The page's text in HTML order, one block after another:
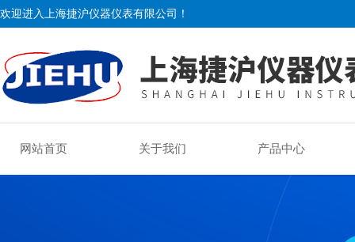
欢迎进入上海捷沪仪器仪表有限公司！
网站首页 关于我们 产品中心